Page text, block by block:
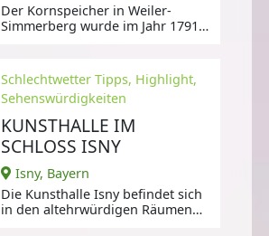
Der Kornspeicher in Weiler-
Simmerberg wurde im Jahr 1791
Schlechtwetter Tipps, Highlight,
Sehenswürdigkeiten
KUNSTHALLE IM
SCHLOSS ISNY
Isny, Bayern
Die Kunsthalle Isny befindet sich
in den altehrwürdigen Räumen